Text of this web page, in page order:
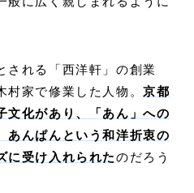
される「西洋軒」の創業
村家で修業した人物。京都
文化があり、「あん」への
あんぱんという和洋折衷の
に受け入れられたのだろう